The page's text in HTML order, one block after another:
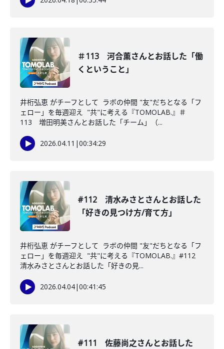
＃113 河合薫さんとお話した「働
くということ」
井桁弘恵 がチーフとして ラボの仲間 "友"だちとなる「フ
ェロー」を毎週迎え "共"に考える『TOMOLAB.』＃
113 増田明美さんとお話した「チーム」（...
2026.04.11 |00:34:29
#112 清水みさとさんとお話した
「好きの見つけ方/育て方」
井桁弘恵 がチーフとして ラボの仲間 "友"だちとなる「フ
ェロー」を毎週迎え "共"に考える『TOMOLAB.』#112
清水みさとさんとお話した「好きの見...
2026.04.04|00:41:45
#111 佐藤尚之さんとお話した